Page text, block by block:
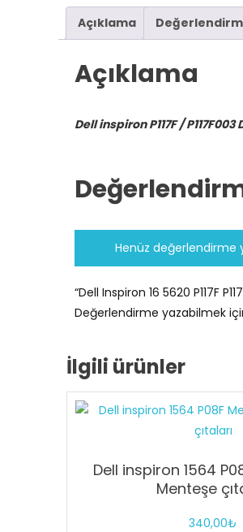
Açıklama
Açıklama
Dell inspiron P117F /
Henüz değerlendirme
“Dell Inspiron 16 5620 P117F
Değerlendirme yazabilmek
İlgili ürünler
Dell inspiron 1564
Menteşe
340,00₺